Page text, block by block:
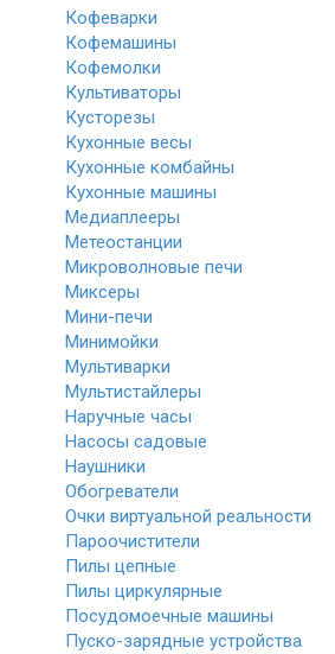
Кофеварки
Кофемашины
Кофемолки
Культиваторы
Кусторезы
Кухонные весы
Кухонные комбайны
Кухонные машины
Медиаплееры
Метеостанции
Микроволновые печи
Миксеры
Мини-печи
Минимойки
Мультиварки
Мультистайлеры
Наручные часы
Насосы садовые
Наушники
Обогреватели
Очки виртуальной реальности
Пароочистители
Пилы цепные
Пилы циркулярные
Посудомоечные машины
Пуско-зарядные устройства